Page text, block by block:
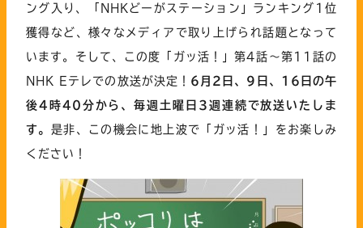
ング入り、「NHKどーがステーション」ランキング1位
獲得など、様々なメディアで取り上げられ話題となって
います。そして、この度「ガッ活！」第4話～第11話の
NHK Eテレでの放送が決定！ 6 月2日 、9日、16日の午
後4時40分から、毎週土曜日 3週連続で放送いたしま
す。 是非、この機会に地上波で「ガッ活！」をお楽しみ
ください！